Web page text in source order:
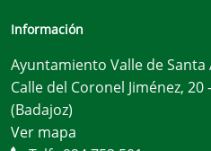
Información
Ayuntamiento Valle de Santa
Calle del Coronel Jiménez,
(Badajoz)
Ver mapa